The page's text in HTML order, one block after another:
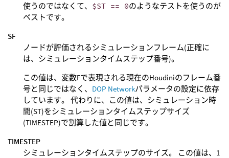
使うのではなくて、 $ST == 0のようなテストを使うのが
ベストです。
SF
ノードが評価されるシミュレーションフレーム(正確に
は、シミュレーションタイムステップ番号)。
この値は、変数Fで表現される現在のHoudiniのフレーム番
号と同じではなく、 DOP Networkパラメータの設定に依存
しています。 代わりに、この値は、シミュレーション時
間(ST)をシミュレーションタイムステップサイズ
(TIMESTEP)で割算した値と同じです。
TIMESTEP
シミュレーションタイムステップのサイズ。 この値は、1